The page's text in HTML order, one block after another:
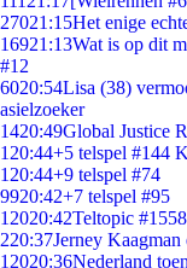
27021:15Het enige
16921:13Wat is op dit
#12
6020:54Lisa (38)
asielzoeker
1420:49Global Justice
1 20:44+5 telspel #144
1 20:44+9 telspel #74
9920:42+7 telspel #95
12020:42Teltopic
220:37Jerney Kaagman
12020:36Nederland toen